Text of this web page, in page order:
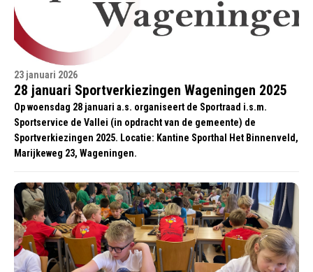
23 januari 2026
28 januari Sportverkiezingen Wageningen 2025
Op woensdag 28 januari a.s. organiseert de Sportraad i.s.m.
Sportservice de Vallei (in opdracht van de gemeente) de
Sportverkiezingen 2025. Locatie: Kantine Sporthal Het Binnenveld,
Marijkeweg 23, Wageningen.